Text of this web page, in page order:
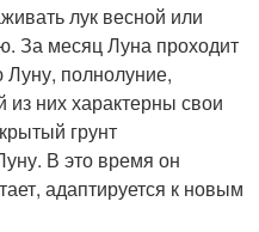
лук весной или
За месяц Луна проходит
полнолуние,
них характерны свои
грунт
В это время он
адаптируется к новым